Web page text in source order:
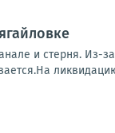
и стерня. Из-